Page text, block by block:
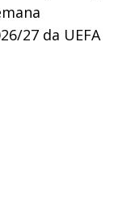
27 da UEFA